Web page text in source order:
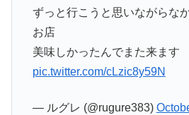
ずっと行こうと思いながらな
お店
美味しかったんでまた来ます
pic.twitter.com/cLzic8y59N
— ルグレ (@rugure383)